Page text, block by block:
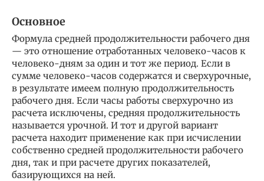
Основное
Формула средней продолжительности рабочего дня
— это отношение отработанных человеко-часов к
человеко-дням за один и тот же период. Если в
сумме человеко-часов содержатся и сверхурочные,
в результате имеем полную продолжительность
рабочего дня. Если часы работы сверхурочно из
расчета исключены, средняя продолжительность
называется урочной. И тот и другой вариант
расчета находит применение как при исчислении
собственно средней продолжительности рабочего
дня, так и при расчете других показателей,
базирующихся на ней.